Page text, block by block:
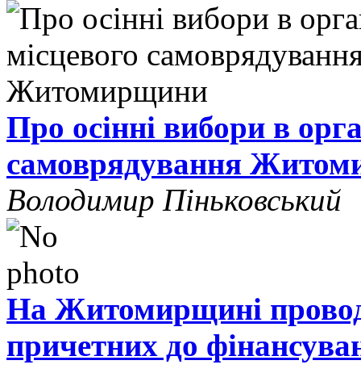
Про осінні вибори в
самоврядування
Володимир Піньковський
На Житомирщині
причетних до